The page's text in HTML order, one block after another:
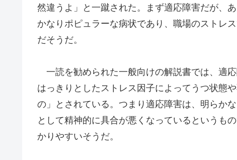
然違うよ」と一蹴された。まず適応障害だが、
かなりポピュラーな病状であり、職場のストレ
だそうだ。
一読を勧められた一般向けの解説書では、適
はっきりとしたストレス因子によってうつ状態
の」とされている。つまり適応障害は、明らか
として精神的に具合が悪くなっているというも
かりやすいそうだ。